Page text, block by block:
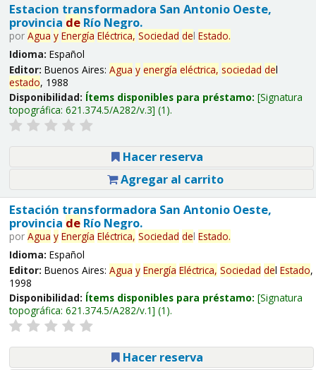
Estacion transformadora San Antonio Oeste,
provincia deRío Negro.
por Agua y Energía Eléctrica, Sociedad del Estado.
Idioma: Español
Editor: Buenos Aires: Agua y energía eléctrica, sociedad del
estado, 1988
Disponibilidad: Ítems disponibles para préstamo: Signatura
topográfica: 621.374.5/A282/v.3 (1).
Hacer reserva
Agregar al carrito
Estación transformadora San Antonio Oeste,
provincia deRío Negro.
por Agua y Energía Eléctrica, Sociedad del Estado.
Idioma: Español
Editor: Buenos Aires: Agua y Energía Eléctrica, Sociedad del Estado,
1998
Disponibilidad: Ítems disponibles para préstamo: Signatura
topográfica: 621.374.5/A282/v.1 (1).
Hacer reserva